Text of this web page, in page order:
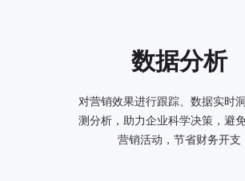
数据分析
对营销效果进行跟踪、数据实时
测分析，助力企业科学决策，避
营销活动，节省财务开支